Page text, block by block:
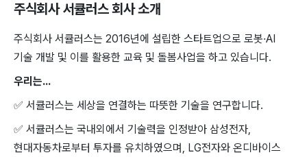
주식회사 서큘러스회사 소개
주식회사 서큘러스는 2016년에 설립한 스타트업으로 로봇·AI
기술 개발 및 이를 활용한 교육 및 돌봄사업을 하고 있습니다.
우리는...
✅ 서큘러스는 세상을 연결하는 따뜻한 기술을 연구합니다.
✅ 서큘러스는 국내외에서 기술력을 인정받아 삼성전자,
현대자동차로부터 투자를 유치하였으며, LG전자와 온디바이스